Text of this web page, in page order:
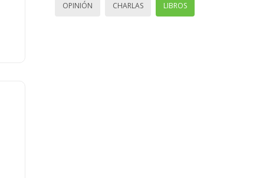
OPINIÓN CHARLAS LIBROS